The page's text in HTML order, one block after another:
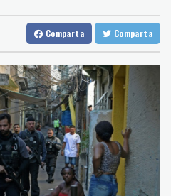
Bilbao
21 °C
Puerto Rico
28 °C
Brasilia
21 °C
Rio de Janeiro
27 °C
21 °C
reunión de crisis en Marruecos
dicen haber atacado dos petrolero
reunión de crisis en Marruecos
Potsdams problem?
z problemami Poczdamu?
αντιμετωπίσει τα προβλήματα
Postupimi?
Comparta Comparta